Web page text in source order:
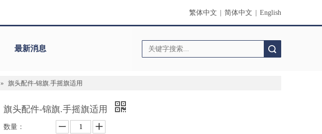
繁体中文 简体中文 English
最新消息
» 旗头配件-锦旗.手摇旗适用
旗头配件-锦旗.手摇旗适用
数量：